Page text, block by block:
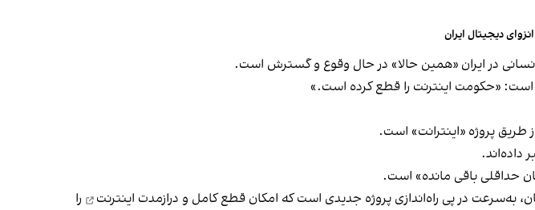
دیجیتال ایران
انسانی در ایران «همین حالا» در حال وقوع و گسترش است.
«حکومت اینترنت را قطع کرده است.»
پروژه «اینترانت» است.
داده‌اند.
قطع کامل و درازمدت اینترنت
را